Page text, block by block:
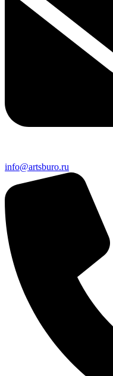
info@artsburo.ru